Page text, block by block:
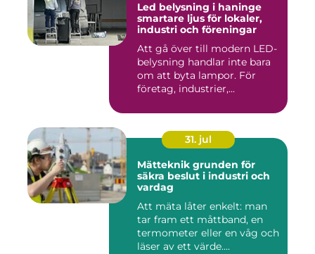
Led belysning i haninge
smartare ljus för lokaler,
industri och föreningar
Att gå över till modern LED-
belysning handlar inte bara
om att byta lampor. För
företag, industrier,...
31. jul
Mätteknik grunden för
säkra beslut i industri och
vardag
Att mäta låter enkelt: man
tar fram ett måttband, en
termometer eller en våg och
läser av ett värde....